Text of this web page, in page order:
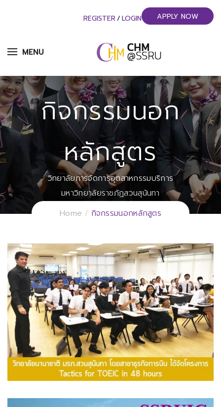
MENU
REGISTER / LOGIN APPLY NOW
กิจกรรมนอก
หลักสูตร
วิทยาลัยการจัดการอุตสาหกรรมบริการ
มหาวิทยาลัยราชภัฏสวนสุนันทา
Home
กิจกรรมนอกหลักสูตร